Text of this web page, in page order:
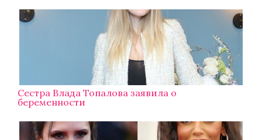
Сестра Влада Топалова заявила о
беременности